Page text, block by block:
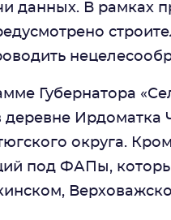
данных. В рамках
Губернатора
Ирдоматка
округа.
под ФАПы,